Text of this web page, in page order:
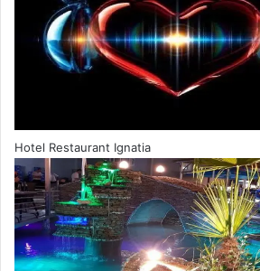
Hotel Restaurant Ignatia